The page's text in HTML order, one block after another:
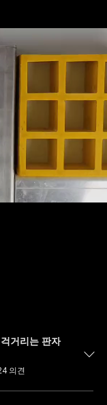
거리는 판자
의견